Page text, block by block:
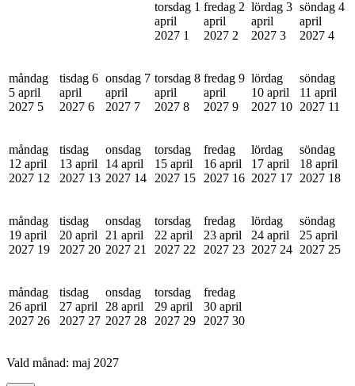
torsdag 1
april
2027 1
fredag 2
april
2027 2
lördag 3
april
2027 3
söndag 4
april
2027 4
måndag
5 april
2027 5
tisdag 6
april
2027 6
onsdag 7
april
2027 7
torsdag 8
april
2027 8
fredag 9
april
2027 9
lördag
10 april
2027 10
söndag
11 april
2027 11
måndag
12 april
2027 12
tisdag
13 april
2027 13
onsdag
14 april
2027 14
torsdag
15 april
2027 15
fredag
16 april
2027 16
lördag
17 april
2027 17
söndag
18 april
2027 18
måndag
19 april
2027 19
tisdag
20 april
2027 20
onsdag
21 april
2027 21
torsdag
22 april
2027 22
fredag
23 april
2027 23
lördag
24 april
2027 24
söndag
25 april
2027 25
måndag
26 april
2027 26
tisdag
27 april
2027 27
onsdag
28 april
2027 28
torsdag
29 april
2027 29
fredag
30 april
2027 30
Vald månad: maj 2027